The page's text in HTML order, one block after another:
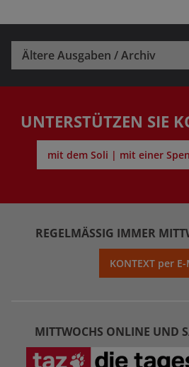
Ältere Ausgaben / Archiv
UNTERSTÜTZEN SIE
mit dem Soli | mit einer
REGELMÄSSIG IMMER
KONTEXT per
MITTWOCHS ONLINE UND